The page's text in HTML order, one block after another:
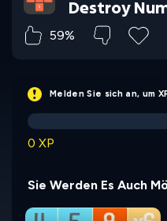
Destroy
59%
Melden Sie sich an, um
0 XP
Sie Werden Es Auch